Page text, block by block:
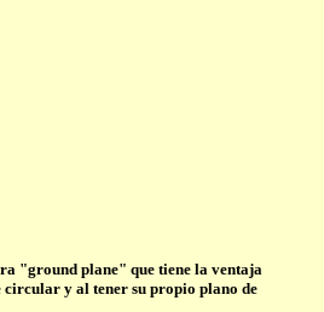
"ground plane" que tiene la ventaja
circular y al tener su propio plano de